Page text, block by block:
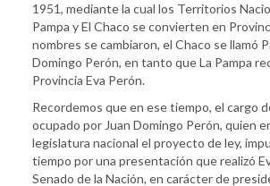
1951, mediante la cual los Territorios
Pampa y El Chaco se convierten en
nombres se cambiaron, el Chaco se llamó
Domingo Perón, en tanto que La Pampa
Provincia Eva Perón.
Recordemos que en ese tiempo, el cargo
ocupado por Juan Domingo Perón, quien
legislatura nacional el proyecto de ley,
tiempo por una presentación que realizó
Senado de la Nación, en carácter de